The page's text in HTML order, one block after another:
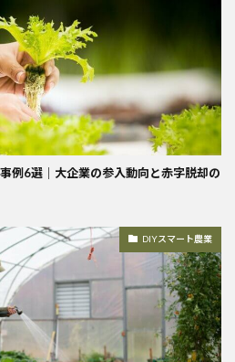
例6選｜大企業の参入動向と赤字脱却の
DIYスマート農業